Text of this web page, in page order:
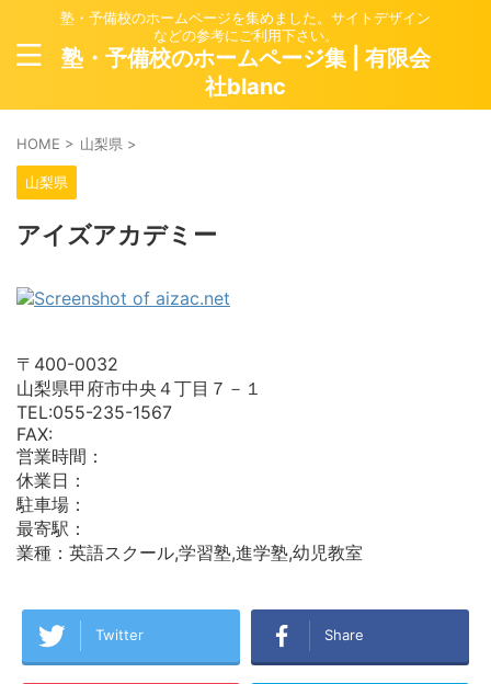
塾・予備校のホームページを集めました。サイトデザイン
などの参考にご利用下さい。
塾・予備校のホームページ集 | 有限会
社blanc
HOME > 山梨県 >
山梨県
アイズアカデミー
〒400-0032
山梨県甲府市中央４丁目７－１
TEL:055-235-1567
FAX:
営業時間：
休業日：
駐車場：
最寄駅：
業種：英語スクール,学習塾,進学塾,幼児教室
Twitter Share